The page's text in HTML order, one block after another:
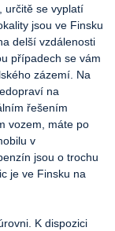
určitě se vyplatí
jsou ve Finsku
delší vzdálenosti
případech se vám
zázemí. Na
na
řešením
vozem, máte po
v
jsou o trochu
je ve Finsku na
K dispozici